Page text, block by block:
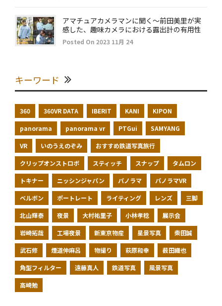
アマチュアカメラマンに聞く～前田美里が実
感した、趣味カメラにおける露出計の有用性
Posted On 2023 11月 24
キーワード
360 360VR DATA IBERIT KANI KIPON
panorama panorama vr PTGui SAMYANG
VR いのうえのぞみ おすすめ鉄道写真旅行
クリップオンストロボ スティッチ スナップ タムロン
トキナー ニッシンジャパン パノラマ パノラマVR
ベルボン ポートレート ライティング レンズ 三脚
北山輝泰 夜景 大村祐里子 小林孝稔 展示会
岩崎拓哉 工場夜景 新東京物産 星景写真 柴田誠
武石修 煙道伸麻呂 物撮り 萩原和幸 薮田織也
角型フィルター 遠藤真人 鉄道写真 風景写真
高崎勉